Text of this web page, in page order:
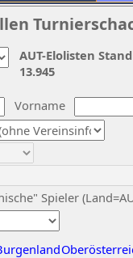
Vorname
Spieler
AUT-Elolisten
13.945